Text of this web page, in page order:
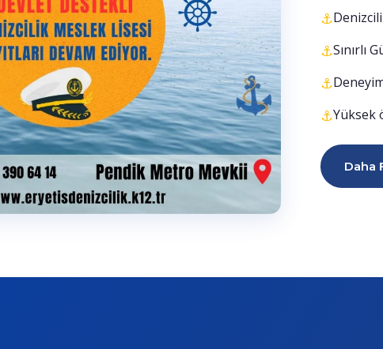
Sınırlı
Yüksek
Daha